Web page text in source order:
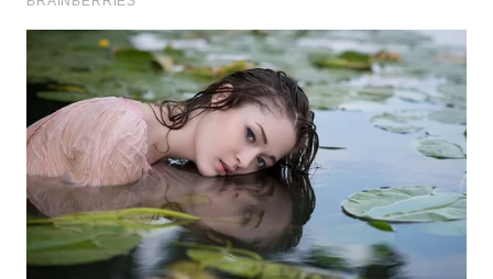
WN
SIMALUNGUN
WN
LABUHANBATU
WN
TAPANULI
TENGAH